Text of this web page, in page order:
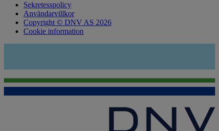
Sekretesspolicy
Användarvillkor
Copyright © DNV AS 2026
Cookie information